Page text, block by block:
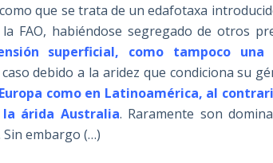
que se trata de un edafotaxa
FAO, habiéndose segregado de otros
superficial, como tampoco
debido a la aridez que condiciona su
como en Latinoamérica, al
árida Australia. Raramente son
embargo (…)